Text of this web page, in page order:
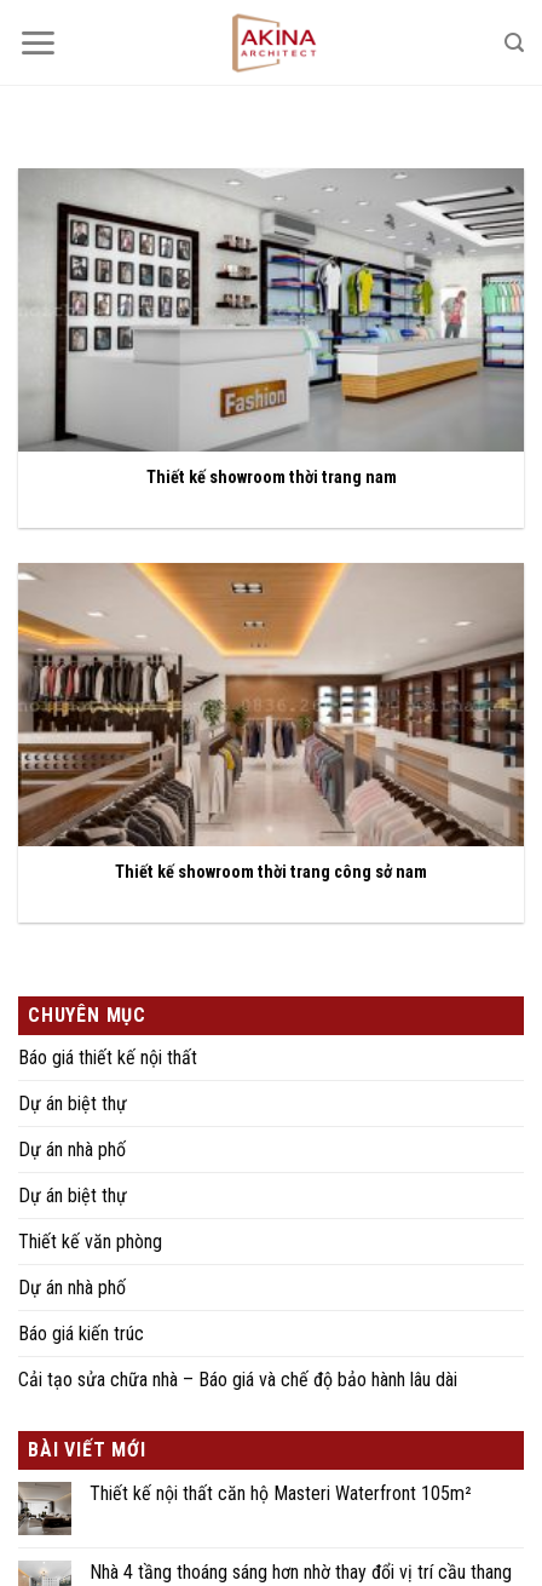
qua
Thiết kế showroom thời trang nam
Thiết kế showroom thời trang công sở nam
CHUYÊN MỤC
Báo giá thiết kế nội thất
Dự án biệt thự
Dự án nhà phố
Dự án biệt thự
Thiết kế văn phòng
Dự án nhà phố
Báo giá kiến trúc
Cải tạo sửa chữa nhà – Báo giá và chế độ bảo hành lâu dài
BÀI VIẾT MỚI
Thiết kế nội thất căn hộ Masteri Waterfront 105m²
Nhà 4 tầng thoáng sáng hơn nhờ thay đổi vị trí cầu thang